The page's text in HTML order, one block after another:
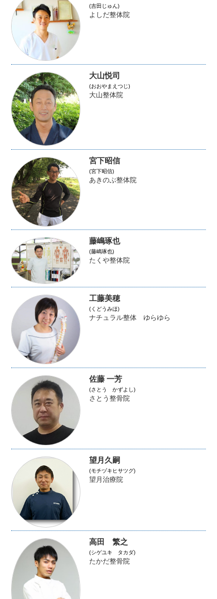
(吉田じゅん)
よしだ整体院
大山悦司
(おおやまえつじ)
大山整体院
宮下昭信
(宮下昭信)
あきのぶ整体院
藤嶋琢也
(藤嶋琢也)
たくや整体院
工藤美穂
(くどうみほ)
ナチュラル整体 ゆらゆら
佐藤 一芳
(さとう かずよし)
さとう整骨院
望月久嗣
(モチヅキヒサツグ)
望月治療院
高田 繁之
(シゲユキ タカダ)
たかだ整骨院